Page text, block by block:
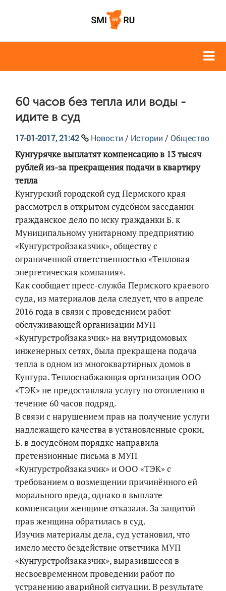
60 часов без тепла или воды -
идите в суд
17-01-2017, 21:42 Новости / Истории / Общество
Кунгурячке выплатят компенсацию в 13 тысяч
рублей из-за прекращения подачи в квартиру
тепла
Кунгурский городской суд Пермского края
рассмотрел в открытом судебном заседании
гражданское дело по иску гражданки Б. к
Муниципальному унитарному предприятию
«Кунгурстройзаказчик», обществу с
ограниченной ответственностью «Тепловая
энергетическая компания».
Как сообщает пресс-служба Пермского краевого
суда, из материалов дела следует, что в апреле
2016 года в связи с проведением работ
обслуживающей организации МУП
«Кунгурстройзаказчик» на внутридомовых
инженерных сетях, была прекращена подача
тепла в одном из многоквартирных домов в
Кунгура. Теплоснабжающая организация ООО
«ТЭК» не предоставляла услугу по отоплению в
течение 60 часов подряд.
В связи с нарушением прав на получение услуги
надлежащего качества в установленные сроки,
Б. в досудебном порядке направила
претензионные письма в МУП
«Кунгурстройзаказчик» и ООО «ТЭК» с
требованием о возмещении причинённого ей
морального вреда, однако в выплате
компенсации женщине отказали. За защитой
прав женщина обратилась в суд.
Изучив материалы дела, суд установил, что
имело место бездействие ответчика МУП
«Кунгурстройзаказчик», выразившееся в
несвоевременном проведении работ по
устранению аварийной ситуации. В результате